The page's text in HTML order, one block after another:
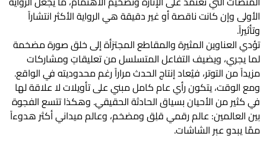
الأولى وإن كانت ناقصة أو غير دقيقة هي الرواية الأكثر انتشاراً
وتأثيراً.
تؤدي العناوين المثيرة والمقاطع المجتزأة إلى خلق صورة مضخمة
لما يجري، ويضيف التفاعل المتسلسل من تعليقاتٍ ومشاركات
مزيداً من التوتر، فيُعاد إنتاج الحدث مراراً رغم محدوديته في الواقع.
ومع الوقت، يتكون رأي عام كامل مبني على تأويلات لا علاقة لها
في كثير من الأحيان بسياق الحادثة الحقيقي. وهكذا تتسع الفجوة
بين العالمين: عالم رقمي قلِق ومضخم، وعالم ميداني أكثر هدوءاً
ممّا يبدو عبر الشاشات.